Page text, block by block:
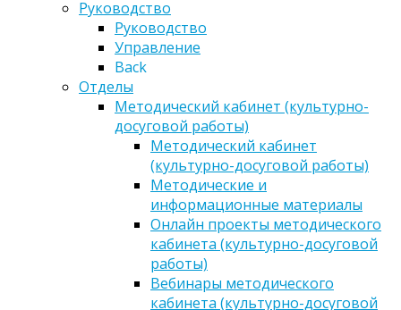
Руководство
Руководство
Управление
Back
Отделы
Методический кабинет (культурно-
досуговой работы)
Методический кабинет
(культурно-досуговой работы)
Методические и
информационные материалы
Онлайн проекты методического
кабинета (культурно-досуговой
работы)
Вебинары методического
кабинета (культурно-досуговой